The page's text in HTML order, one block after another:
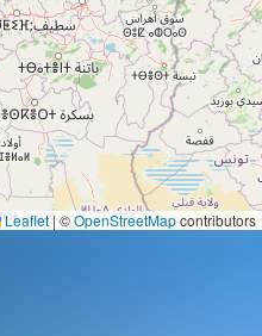
Leaflet | ©OpenStreetMapcontributors